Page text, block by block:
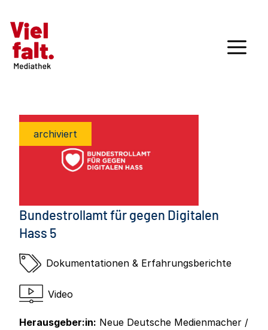
archiviert
Bundestrollamt für gegen Digitalen
Hass 5
Dokumentationen & Erfahrungsberichte
Video
Herausgeber:in: Neue Deutsche Medienmacher /